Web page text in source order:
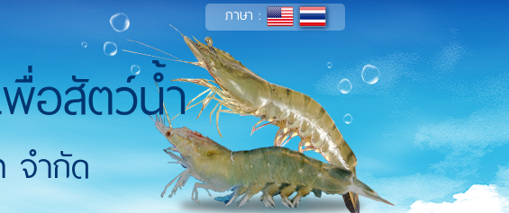
ภาษา :
อสัตว์น้ำ
จำกัด